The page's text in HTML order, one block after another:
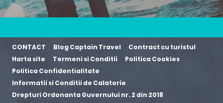
CONTACT Blog Captain Travel
Contract cu turistul
Harta site
Termeni si Conditii
Politica Cookies
Politica Confidentialitate
Informatii si Conditii de Calatorie
Drepturi Ordonanta Guvernului nr. 2 din 2018